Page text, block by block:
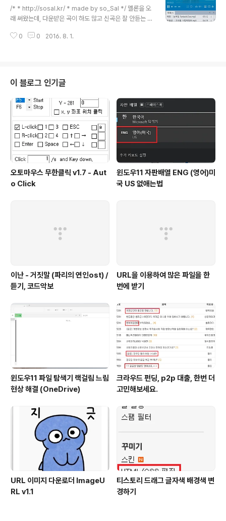
레이라서,케이스를 사용하는 경우엔 컬러가 별로 의미가
없어 보여요. 아래부터 박스 개봉기 사진 시작됩니다. 우측
미묘하게 달라요. 대충 크기 짐작하시라고 500원짜리 동
/* * http://sosal.kr/ * made by so_Sal */ 멜론을 오
래 써왔는데, 다운받은 곡이 하도 많고 신곡은 잘 안듣는 터
갈아타게 됐습니다. (서비스 끊으려니 할인해준다고 하네
스킨으로 바꾸도록 해봅시다. 1. 간편 스킨 바꾸기 우클릭 -
> 스킨 -> 간편스킨 그러면 간편스킨 창이 뜹니다. 원하는
스킨, 테마를 검색하시거나 둘러보셔서 마음에 드시는게
있으시면 가운데 스킨 이미지에 마우스를 올리고 스킨 다
운로드 클릭만 해주시면 됩니다..
0 0 2016. 8. 1.
이 블로그 인기글
오토마우스 무한클릭 v1.7 - Aut
o Click
윈도우11 자판배열 ENG (영어)미
국 US 없애는법
이난 - 거짓말 (파리의 연인ost) /
듣기, 코드악보
URL을 이용하여 많은 파일을 한
번에 받기
윈도우11 파일 탐색기 랙걸림 느림
현상 해결 (OneDrive)
크라우드 펀딩, p2p 대출, 한번 더
고민해보세요.
URL 이미지 다운로더 ImageU
RL v1.1
티스토리 드래그 글자색 배경색 변
경하기